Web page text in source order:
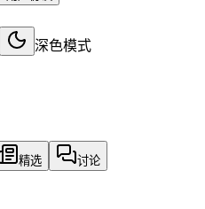
深色模式
精选 讨论